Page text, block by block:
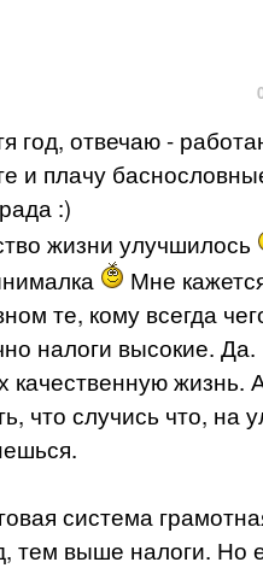
год, отвечаю -
и плачу
:)
жизни улучшилось
Мне
те, кому всегда
налоги высокие.
качественную жизнь.
что случись что, на
система
тем выше налоги. Но